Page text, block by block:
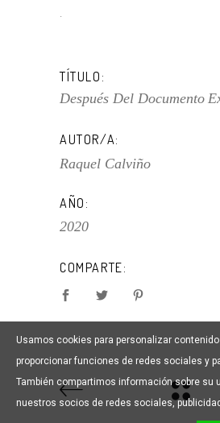
.
TÍTULO:
Después Del Documento
AUTOR/A:
Raquel Calviño
AÑO:
2020
COMPARTE:
Usamos cookies para personalizar
proporcionar funciones de redes sociales y
También compartimos información sobre su
nuestros socios de redes sociales,